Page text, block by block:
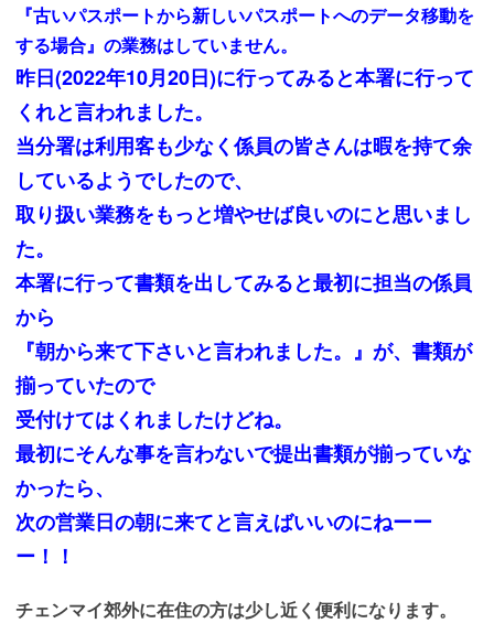
『古いパスポートから新しいパスポートへのデータ移動を
する場合』の業務はしていません。
昨日(2022年10月20日)に行ってみると本署に行って
くれと言われました。
当分署は利用客も少なく係員の皆さんは暇を持て余
しているようでしたので、
取り扱い業務をもっと増やせば良いのにと思いまし
た。
本署に行って書類を出してみると最初に担当の係員
から
『朝から来て下さいと言われました。』が、書類が
揃っていたので
受付けてはくれましたけどね。
最初にそんな事を言わないで提出書類が揃っていな
かったら、
次の営業日の朝に来てと言えばいいのにねーー
ー！！
チェンマイ郊外に在住の方は少し近く便利になります。